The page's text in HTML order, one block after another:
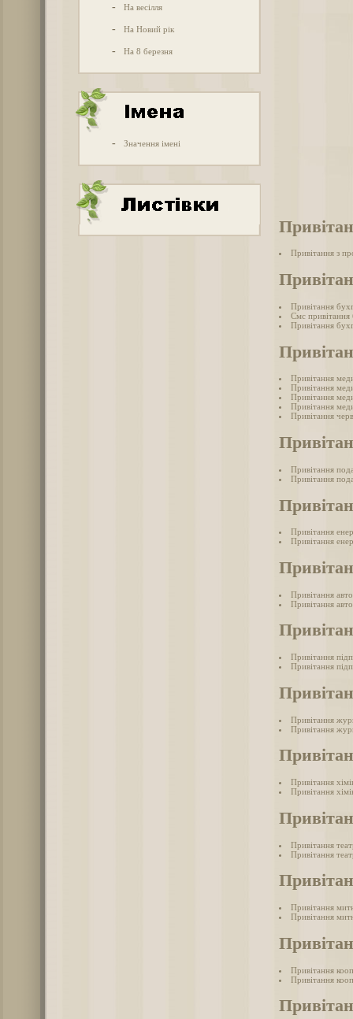
- На весілля
- На Новий рік
- На 8 березня
- Значення імені
Привітання з
Привітання
Смс привітання
Привітання
Привітання
Привітання
Привітання
Привітання
Привітання
Привітання
Привітання
Привітання
Привітання
Привітання
Привітання
Привітання
Привітання
Привітання
Привітання
Привітання
Привітання
Привітання
Привітання
Привітання
Привітання
Привітання
Привітання